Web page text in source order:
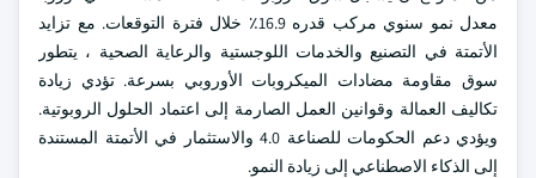
معدل نمو سنوي مركب قدره 16.9٪ خلال فترة التوقعات. مع تزايد
الأتمتة في التصنيع والخدمات اللوجستية والرعاية الصحية ، يتطور
سوق مقاومة مضادات الميكروبات الأوروبي بسرعة. تؤدي زيادة
تكاليف العمالة وقوانين العمل الصارمة إلى اعتماد الحلول الروبوتية.
ويؤدي دعم الحكومات للصناعة 4.0 والاستثمار في الأتمتة المستندة
إلى الذكاء الاصطناعي إلى زيادة النمو.